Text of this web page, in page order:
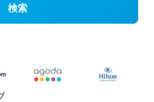
検索